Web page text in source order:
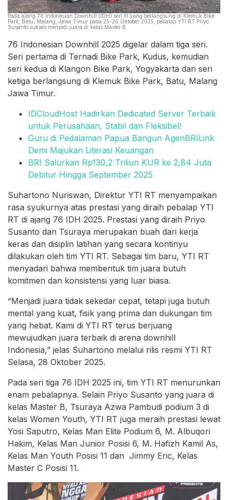
Pada ajang 76 Indonesian Downhill (IDH) seri III yang berlangsung di Klemuk Bike
Park, Batu, Malang, Jawa Timur pada 25-26 Oktober 2025, pebalap YTI RT Priyo
Susanto sukses menjadi juara di kelas Master B.
76 Indonesian Downhill 2025 digelar dalam tiga seri.
Seri pertama di Ternadi Bike Park, Kudus, kemudian
seri kedua di Klangon Bike Park, Yogyakarta dan seri
ketiga berlangsung di Klemuk Bike Park, Batu, Malang
Jawa Timur.
IDCloudHost Hadirkan Dedicated Server Terbaik
untuk Perusahaan, Stabil dan Fleksibel!
Guru di Pedalaman Papua Bangun AgenBRILink
Demi Majukan Literasi Keuangan
BRI Salurkan Rp130,2 Triliun KUR ke 2,84 Juta
Debitur Hingga September 2025
Suhartono Nuriswan, Direktur YTI RT menyampaikan
rasa syukurnya atas prestasi yang diraih pebalap YTI
RT di ajang 76 IDH 2025. Prestasi yang diraih Priyo
Susanto dan Tsuraya merupakan buah dari kerja
keras dan disiplin latihan yang secara kontinyu
dilakukan oleh tim YTI RT. Sebagai tim baru, YTI RT
menyadari bahwa membentuk tim juara butuh
komitmen dan konsistensi yang luar biasa.
“Menjadi juara tidak sekedar cepat, tetapi juga butuh
mental yang kuat, fisik yang prima dan dukungan tim
yang hebat. Kami di YTI RT terus berjuang
mewujudkan juara terbaik di arena downhill
Indonesia,” jelas Suhartono melalui rilis resmi YTI RT
Selasa, 28 Oktober 2025.
Pada seri tiga 76 IDH 2025 ini, tim YTI RT menurunkan
enam pebalapnya. Selain Priyo Susanto yang juara di
kelas Master B, Tsuraya Azwa Pambudi podium 3 di
kelas Women Youth, YTI RT juga meraih prestasi lewat
Yosi Saputro, Kelas Man Elite Podium 6, M. Albuqori
Hakim, Kelas Man Junior Posisi 6, M. Hafizh Kamil As,
Kelas Man Youth Posisi 11 dan Jimmy Eric, Kelas
Master C Posisi 11.